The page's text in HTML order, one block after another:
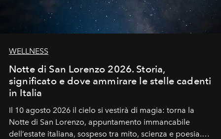
WELLNESS
Notte di San Lorenzo 2026. Storia,
significato e dove ammirare le stelle cadenti
in Italia
Il 10 agosto 2026 il cielo si vestirà di magia: torna la
Notte di San Lorenzo, appuntamento immancabile
dell’estate italiana, sospeso tra mito, scienza e poesia.